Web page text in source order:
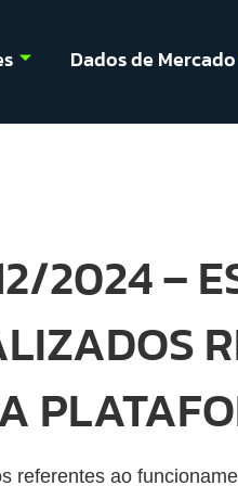
Dados de Mercado
2024 –
referentes ao